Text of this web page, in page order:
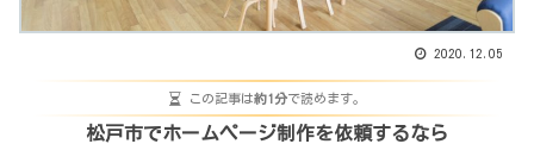
2020.12.05
この記事は約1分で読めます。
松戸市でホームページ制作を依頼するなら